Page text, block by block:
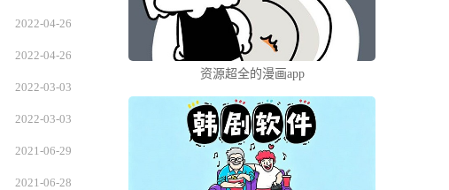
2022-04-26
2022-04-26
2022-03-03
2022-03-03
2021-06-29
2021-06-28
资源超全的漫画app